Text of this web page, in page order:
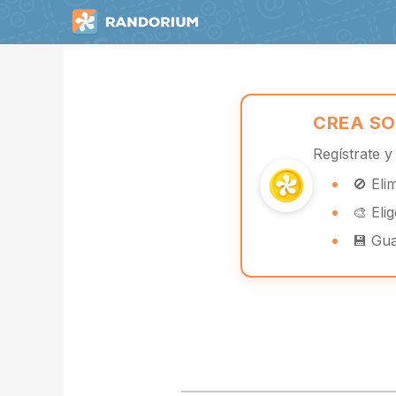
CREA
Regístrate
🚫
🎨
💾